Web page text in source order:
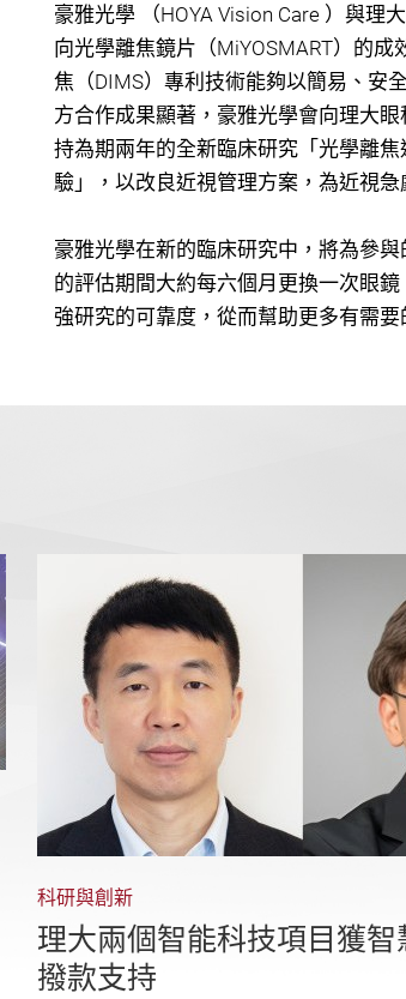
豪雅光學 （HOYA Vision Care ）與理
向光學離焦鏡⽚（MiYOSMART）的
焦（DIMS）專利技術能夠以簡易、安
方合作成果顯著，豪雅光學會向理大
持為期兩年的全新臨床研究「光學離
驗」，以改良近視管理方案，為近視
豪雅光學在新的臨床研究中，將為參
的評估期間大約每六個月更換一次眼
強研究的可靠度，從而幫助更多有需要
科研與創新
理大兩個智能科技項目獲智
撥款支持